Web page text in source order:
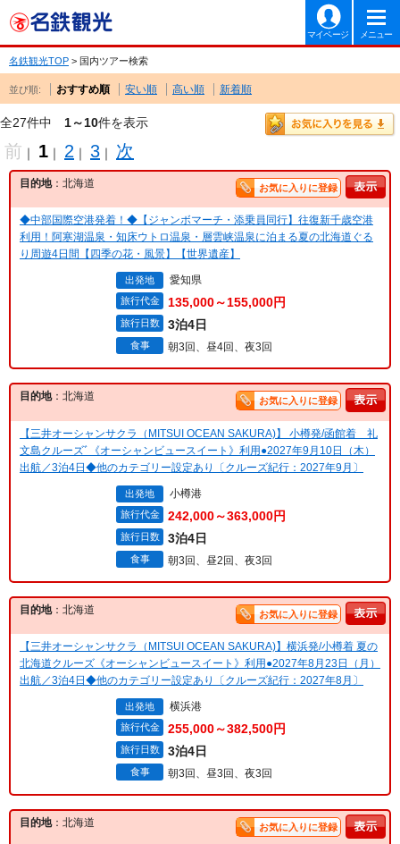
マイページ メニュー
名鉄観光TOP > 国内ツアー検索
並び順: おすすめ順 安い順 高い順 新着順
全27件中 1～10件を表示
前 ｜ 1 ｜ 2 ｜ 3 ｜ 次
目的地：北海道 お気に入りに登録
◆中部国際空港発着！◆【ジャンボマーチ・添乗員同行】往復新千歳空港
利用！阿寒湖温泉・知床ウトロ温泉・層雲峡温泉に泊まる夏の北海道ぐる
り周遊4日間【四季の花・風景】【世界遺産】
出発地 愛知県
旅行代金 135,000～155,000円
旅行日数 3泊4日
食事 朝3回、昼4回、夜3回
目的地：北海道 お気に入りに登録
【三井オーシャンサクラ（MITSUI OCEAN SAKURA)】 小樽発/函館着 礼
文島クルーズﾞ《オーシャンビュースイート》利用●2027年9月10日（木）
出航／3泊4日◆他のカテゴリー設定あり〔クルーズ紀行：2027年9月〕
出発地 小樽港
旅行代金 242,000～363,000円
旅行日数 3泊4日
食事 朝3回、昼2回、夜3回
目的地：北海道 お気に入りに登録
【三井オーシャンサクラ（MITSUI OCEAN SAKURA)】横浜発/小樽着 夏の
北海道クルーズ《オーシャンビュースイート》利用●2027年8月23日（月）
出航／3泊4日◆他のカテゴリー設定あり〔クルーズ紀行：2027年8月〕
出発地 横浜港
旅行代金 255,000～382,500円
旅行日数 3泊4日
食事 朝3回、昼3回、夜3回
目的地：北海道 お気に入りに登録